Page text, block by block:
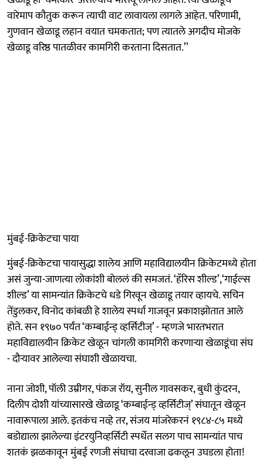
वारेमाप कौतुक करून त्याची वाट लावायला लागले आहेत. परिणामी,
गुणवान खेळाडू लहान वयात चमकतात; पण त्यातले अगदीच मोजके
खेळाडू वरिष्ठ पातळीवर कामगिरी करताना दिसतात.’’
मुंबई-क्रिकेटचा पाया
मुंबई-क्रिकेटचा पायासुद्धा शालेय आणि महाविद्यालयीन क्रिकेटमध्ये होता
असं जुन्या-जाणत्या लोकांशी बोललं की समजतं. ‘हॅरिस शील्ड’,‘गाईल्स
शील्ड’ या सामन्यांत क्रिकेटचे धडे गिरवून खेळाडू तयार व्हायचे. सचिन
तेंडुलकर, विनोद कांबळी हे शालेय स्पर्धा गाजवून प्रकाशझोतात आले
होते. सन १९७० पर्यंत ‘कम्बाईन्ड् व्हर्सिटीज्’ - म्हणजे भारतभरात
महाविद्यालयीन क्रिकेट खेळून चांगली कामगिरी करणाऱ्या खेळाडूंचा संघ
- दौऱ्यावर आलेल्या संघाशी खेळायचा.
नाना जोशी, पॉली उम्रीगर, पंकज रॉय, सुनील गावसकर, बुधी कुंदरन,
दिलीप दोशी यांच्यासारखे खेळाडू ‘कम्बाईन्ड् व्हर्सिटीज्’ संघातून खेळून
नावारूपाला आले. इतकंच नव्हे तर, संजय मांजरेकरनं १९८४-८५ मध्ये
बडोद्याला झालेल्या इंटरयुनिव्हर्सिटी स्पर्धेत सलग पाच सामन्यांत पाच
शतकं झळकावून मुंबई रणजी संघाचा दरवाजा ढकलून उघडला होता!